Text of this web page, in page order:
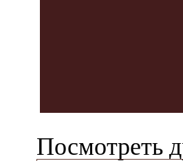
Посмотреть